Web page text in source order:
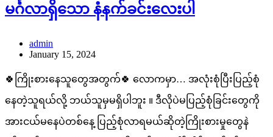
မင်္ဂလာရှိသော နံနက်ခင်းလေးပါ
admin
January 15, 2024
🍀ကြိုးစားနေသူတွေအတွက်🍀 လောကမှာ… အလုံးစုံပြီးပြည့်စုံ
နေတဲ့သူရယ်လို့ ဘယ်သူမှမရှိပါဘူး ။ ဒီလိုပဲမပြည့်စုံခြင်းတွေကို
အားငယ်မနေပဲတစ်နေ့ ပြည့်စုံလာရမယ်ဆိုတဲ့ကြိုးစားမှုတွေနဲ